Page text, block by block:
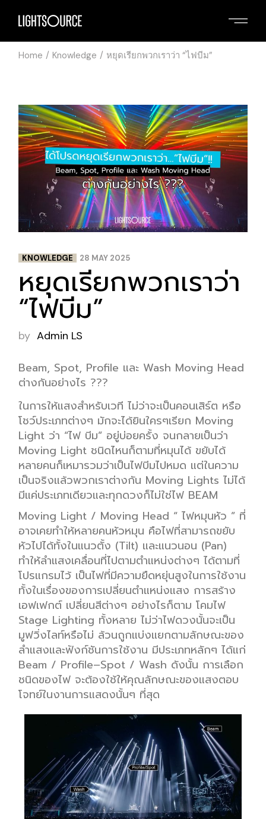
Home Knowledge หยุดเรียกพวกเราว่า “ไฟบีม”
KNOWLEDGE 28 MAY 2025
หยุดเรียกพวกเราว่า
“ไฟบีม”
by Admin LS
Beam, Spot, Profile และ Wash Moving Head
ต่างกันอย่างไร ???
ในการให้แสงสำหรับเวทีไม่ว่าจะเป็นคอนเสิร์ต หรือ
โชว์ประเภทต่างๆ มักจะได้ยินใครๆเรียก Moving
Light ว่า “ไฟ บีม” อยู่บ่อยครั้ง จนกลายเป็นว่า
Moving Light ชนิดไหนก็ตามที่หมุนได้ ขยับได้
หลายคนก็เหมารวมว่าเป็นไฟบีมไปหมด แต่ในความ
เป็นจริงแล้วพวกเราต่างกัน Moving Lightsไม่ได้
มีแค่ประเภทเดียวและทุกดวงก็ไม่ใช่ไฟ BEAM
Moving Light / Moving Head “ ไฟหมุนหัว ” ที่
อาจเคยทำให้หลายคนหัวหมุน คือไฟที่สามารถขยับ
หัวไปได้ทั้งในแนวตั้ง (Tilt) และแนวนอน (Pan)
ทำให้ลำแสงเคลื่อนที่ไปตามตำแหน่งต่างๆ ได้ตามที่
โปรแกรมไว้ เป็นไฟที่มีความยืดหยุ่นสูงในการใช้งาน
ทั้งในเรื่องของการเปลี่ยนตำแหน่งแสง การสร้าง
เอฟเฟกต์เปลี่ยนสีต่างๆ อย่างไรก็ตามโคมไฟ
Stage Lighting ทั้งหลายไม่ว่าไฟดวงนั้นจะเป็น
มูฟวิ่งไลท์หรือไม่ ล้วนถูกแบ่งแยกตามลักษณะของ
ลำแสงและฟังก์ชันการใช้งาน มีประเภทหลักๆ ได้แก่
Beam / Profile–Spot / Wash ดังนั้น การเลือก
ชนิดของไฟ จะต้องใช้ให้คุณลักษณะของแสงตอบ
โจทย์ในงานการแสดงนั้นๆ ที่สุด